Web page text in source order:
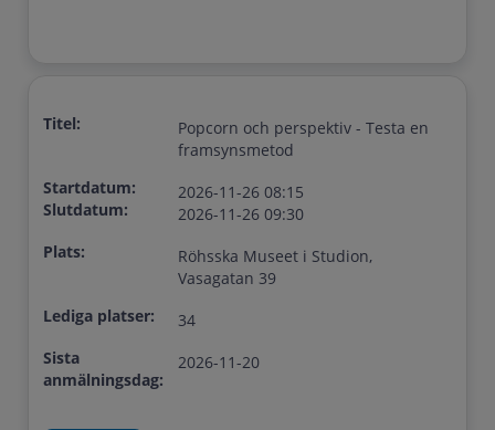
Titel:
Popcorn och perspektiv - Testa en
framsynsmetod
Startdatum:
Slutdatum:
2026-11-26 08:15
2026-11-26 09:30
Plats:
Röhsska Museet i Studion,
Vasagatan 39
Lediga platser:
34
Sista
anmälningsdag:
2026-11-20